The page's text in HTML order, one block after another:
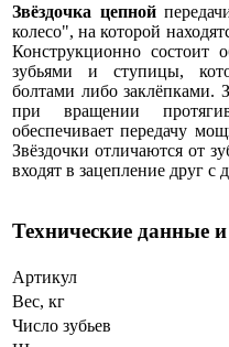
Звёздочка цепной
колесо", на которой
Конструкционно состоит
зубьями и ступицы,
болтами либо заклёпками.
при вращении
обеспечивает передачу
Звёздочки отличаются от
входят в зацепление друг с
Технические данные
Артикул
Вес, кг
Число зубьев